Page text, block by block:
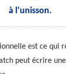
à l’unisson.
est ce qui
peut écrire